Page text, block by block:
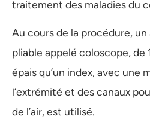
traitement des maladies du
Au cours de la procédure,
pliable appelé coloscope, de
épais qu’un index, avec une
l’extrémité et des canaux
de l’air, est utilisé.